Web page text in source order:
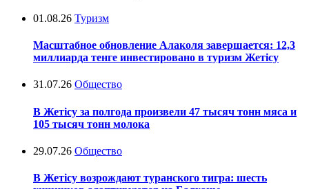
01.08.26 Туризм
Масштабное обновление Алаколя завершается: 12,3
миллиарда тенге инвестировано в туризм Жетісу
31.07.26 Общество
В Жетісу за полгода произвели 47 тысяч тонн мяса и
105 тысяч тонн молока
29.07.26 Общество
В Жетісу возрождают туранского тигра: шесть